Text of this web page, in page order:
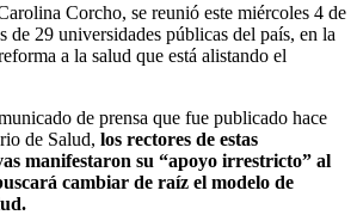
Corcho, se reunió este miércoles 4 de
de 29 universidades públicas del país, en la
a la salud que está alistando el
de prensa que fue publicado hace
de Salud, los rectores de estas
manifestaron su “apoyo irrestricto” al
cambiar de raíz el modelo de